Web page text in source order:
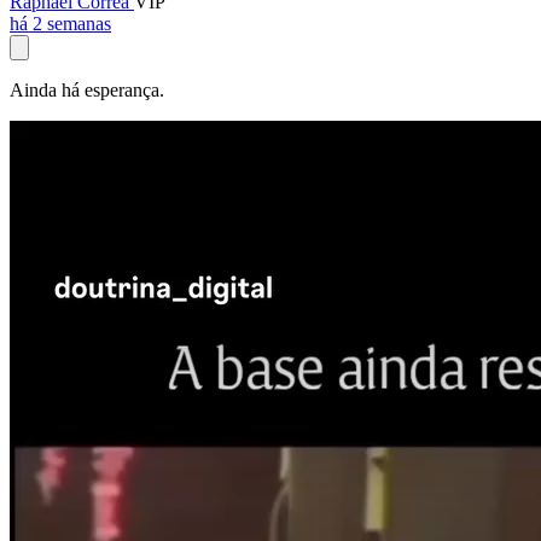
há 2 semanas
Ainda há esperança.